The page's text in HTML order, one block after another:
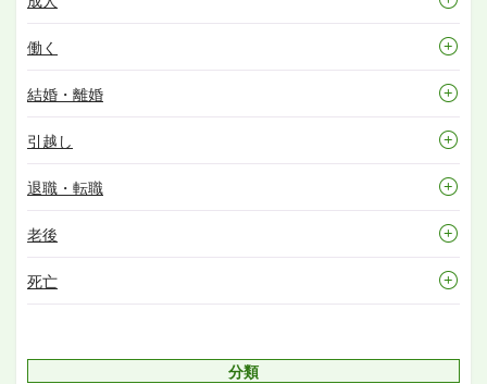
働く
結婚・離婚
引越し
退職・転職
老後
死亡
分類